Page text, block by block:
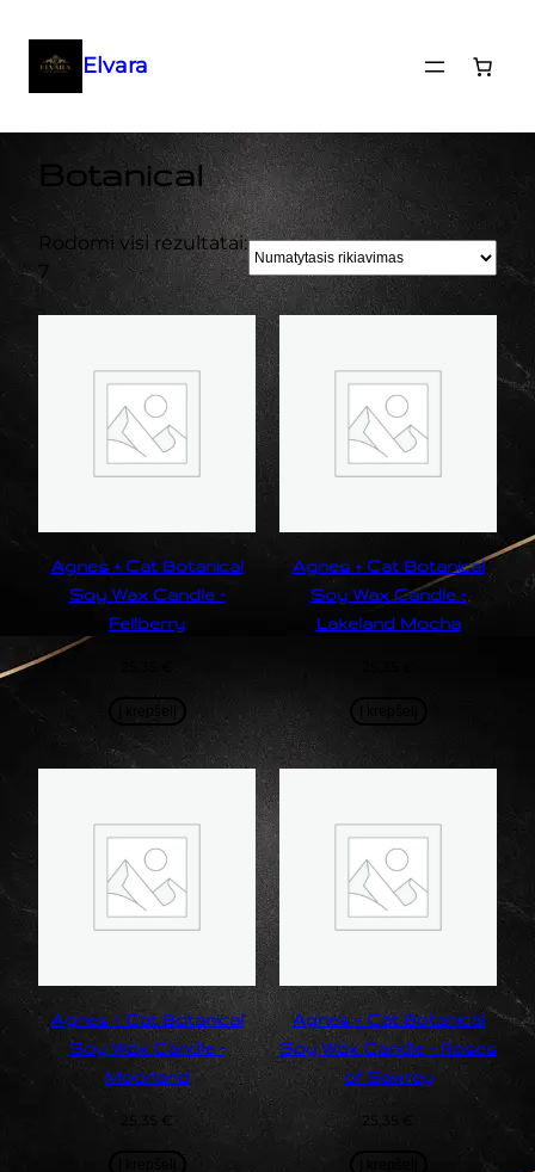
prie
turinio
Elvara
Botanical
Rodomi visi rezultatai:
7
Agnes + Cat Botanical
Soy Wax Candle –
Fellberry
Agnes + Cat Botanical
Soy Wax Candle –
Lakeland Mocha
Agnes + Cat Botanical
Soy Wax Candle –
Moorland
25,35
Agnes + Cat Botanical
Soy Wax Candle – Roses
of Sawrey
25,35